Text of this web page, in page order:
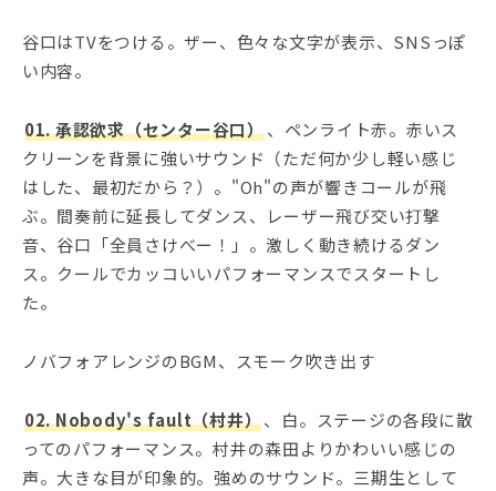
谷口はTVをつける。ザー、色々な文字が表示、SNSっぽ
い内容。
01. 承認欲求（センター谷口）、ペンライト赤。赤いス
クリーンを背景に強いサウンド（ただ何か少し軽い感じ
はした、最初だから？）。"Oh"の声が響きコールが飛
ぶ。間奏前に延長してダンス、レーザー飛び交い打撃
音、谷口「全員さけべー！」。激しく動き続けるダン
ス。クールでカッコいいパフォーマンスでスタートし
た。
ノバフォアレンジのBGM、スモーク吹き出す
02. Nobody's fault（村井）、白。ステージの各段に散
ってのパフォーマンス。村井の森田よりかわいい感じの
声。大きな目が印象的。強めのサウンド。三期生として